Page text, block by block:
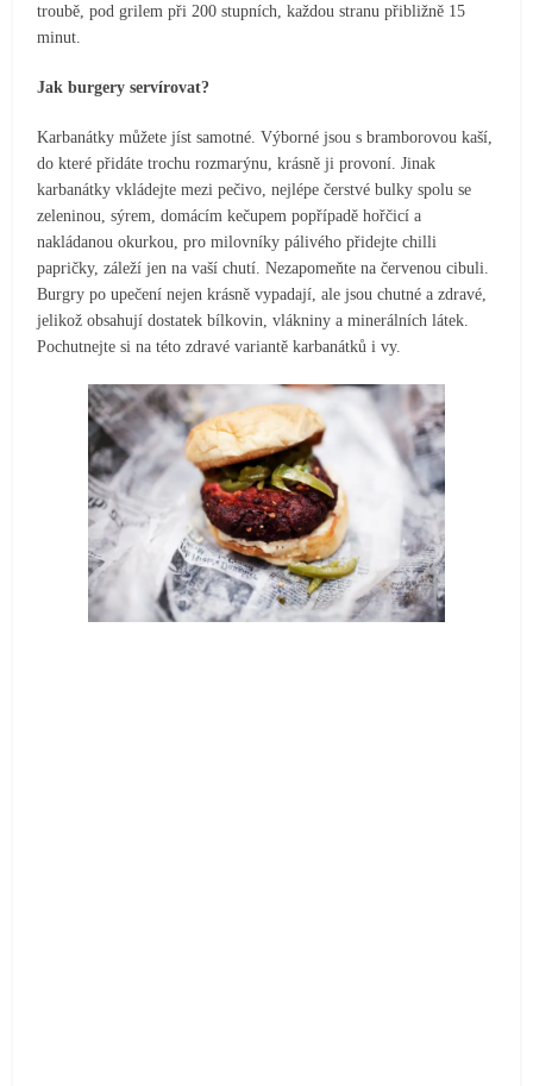
troubě, pod grilem při 200 stupních, každou stranu přibližně 15
minut.
Jak burgery servírovat?
Karbanátky můžete jíst samotné. Výborné jsou s bramborovou kaší,
do které přidáte trochu rozmarýnu, krásně ji provoní. Jinak
karbanátky vkládejte mezi pečivo, nejlépe čerstvé bulky spolu se
zeleninou, sýrem, domácím kečupem popřípadě hořčicí a
nakládanou okurkou, pro milovníky pálivého přidejte chilli
papričky, záleží jen na vaší chutí. Nezapomeňte na červenou cibuli.
Burgry po upečení nejen krásně vypadají, ale jsou chutné a zdravé,
jelikož obsahují dostatek bílkovin, vlákniny a minerálních látek.
Pochutnejte si na této zdravé variantě karbanátků i vy.